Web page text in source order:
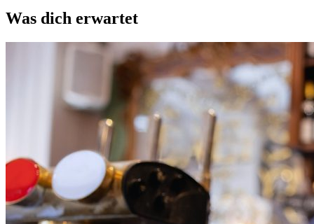
Was dich erwartet